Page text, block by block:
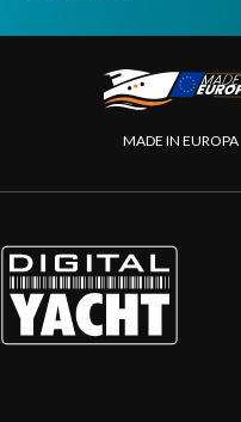
MADE IN EUROPA